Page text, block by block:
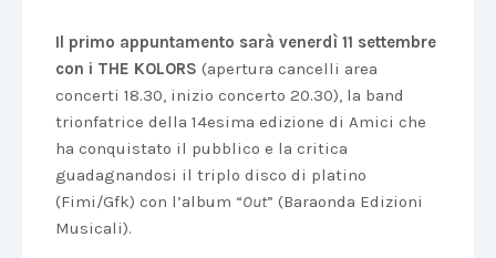
Il primo appuntamento sarà venerdì 11 settembre
con i THE KOLORS (apertura cancelli area
concerti 18.30, inizio concerto 20.30), la band
trionfatrice della 14esima edizione di Amici che
ha conquistato il pubblico e la critica
guadagnandosi il triplo disco di platino
(Fimi/Gfk) con l’album “Out” (Baraonda Edizioni
Musicali).